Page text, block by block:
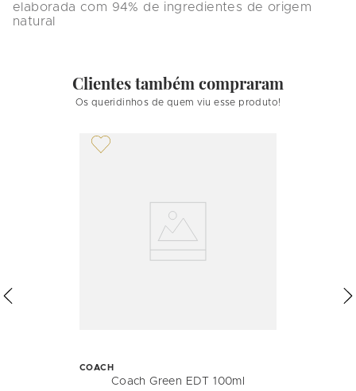
elaborada com 94% de ingredientes de origem
natural
Clientes também compraram
Os queridinhos de quem viu esse produto!
COACH
Coach Green EDT 100ml